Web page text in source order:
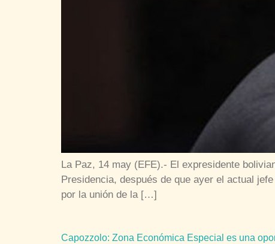
La Paz, 14 may (EFE).- El expresidente
Presidencia, después de que ayer el actual
por la unión de la […]
Capozzolo: Zona Económica Especial es una